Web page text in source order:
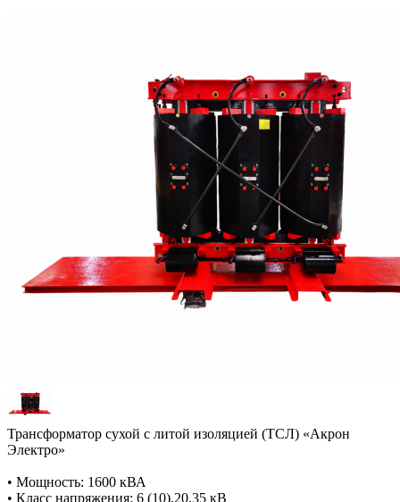
Трансформатор сухой с литой изоляцией (ТСЛ) «Акрон
Электро»
• Мощность: 1600 кВА
• Класс напряжения: 6 (10),20,35 кВ